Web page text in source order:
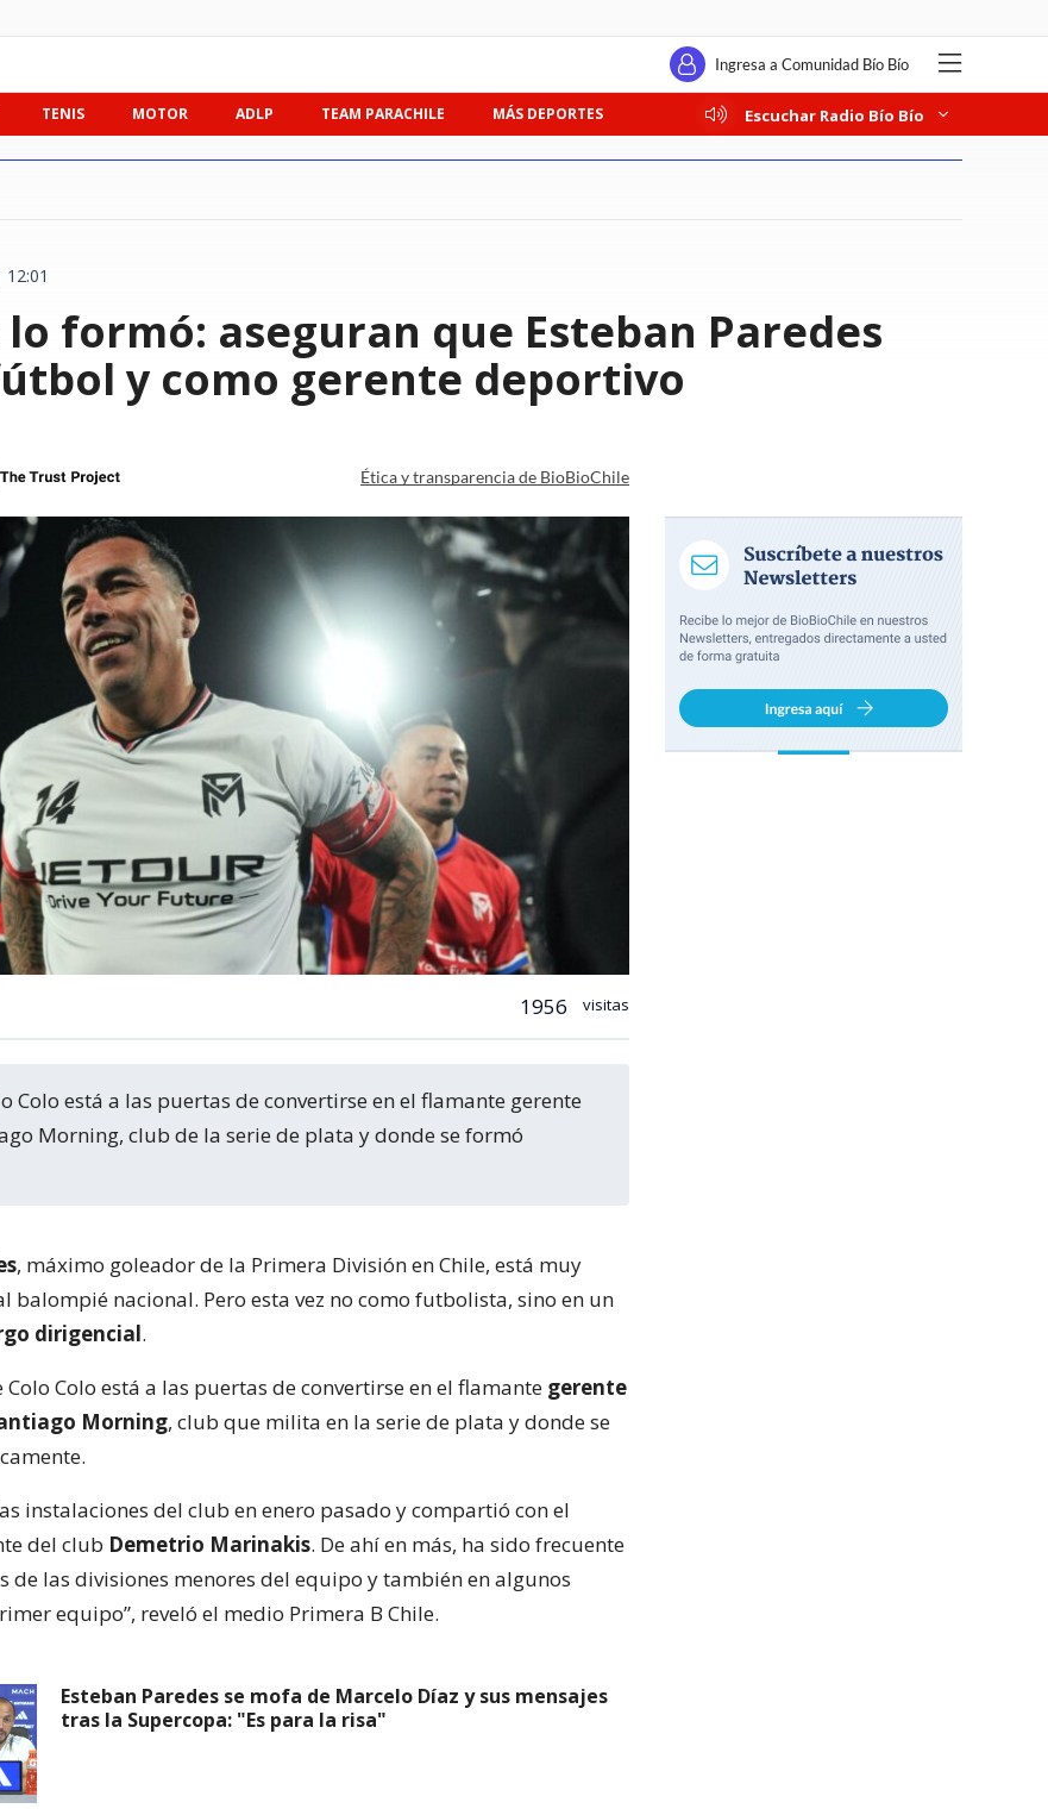
Ingresa a Comunidad Bío Bío
TENIS MOTOR ADLP TEAM PARACHILE MÁS DEPORTES Escuchar Radio Bío Bío
formó: aseguran que Esteban Paredes
y como gerente deportivo
Ética y transparencia de BioBioChile
1956 visitas
Morning, club de la serie de plata y donde se formó
, máximo goleador de la Primera División en Chile, está muy
balompié nacional. Pero esta vez no como futbolista, sino en un
dirigencial.
Colo está a las puertas de convertirse en el flamante gerente
Morning, club que milita en la serie de plata y donde se
instalaciones del club en enero pasado y compartió con el
del club Demetrio Marinakis. De ahí en más, ha sido frecuente
de las divisiones menores del equipo y también en algunos
equipo”, reveló el medio Primera B Chile.
Esteban Paredes se mofa de Marcelo Díaz y sus mensajes
tras la Supercopa: "Es para la risa"